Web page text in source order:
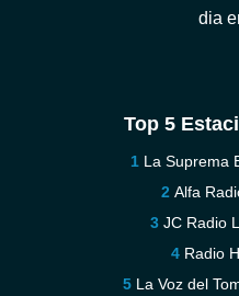
dia
Top 5
La Suprema
Alfa
JC Radio
Radio
La Voz del